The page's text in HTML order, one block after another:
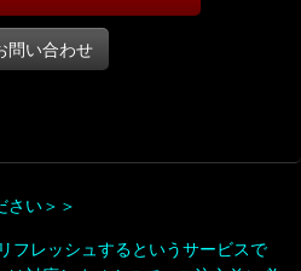
問い合わせ
さい＞＞
フレッシュするというサービスで